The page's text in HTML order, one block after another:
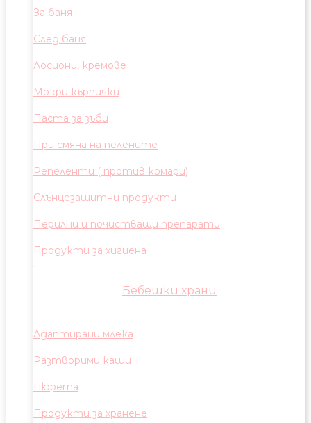
За баня
След баня
Лосиони, кремове
Мокри кърпички
Паста за зъби
При смяна на пелените
Репеленти ( против комари)
Слънцезащитни продукти
Перилни и почистващи препарати
Продукти за хигиена
Бебешки храни
Адаптирани млека
Разтворими каши
Пюрета
Продукти за хранене